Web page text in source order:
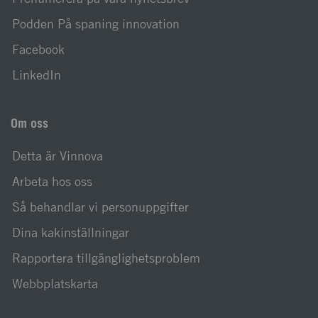
Podden På spaning innovation
Facebook
LinkedIn
Om oss
Detta är Vinnova
Arbeta hos oss
Så behandlar vi personuppgifter
Dina kakinställningar
Rapportera tillgänglighetsproblem
Webbplatskarta